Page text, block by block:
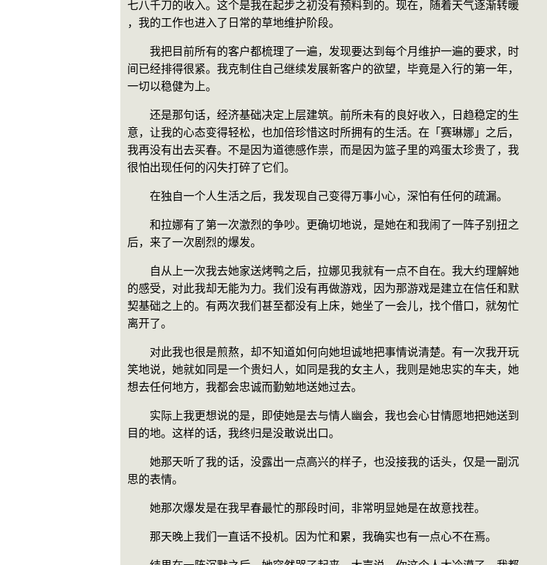
七八千刀的收入。这个是我在起步之初没有预料到的。现在，随着天气逐渐转暖
，我的工作也进入了日常的草地维护阶段。
我把目前所有的客户都梳理了一遍，发现要达到每个月维护一遍的要求，时
间已经排得很紧。我克制住自己继续发展新客户的欲望，毕竟是入行的第一年，
一切以稳健为上。
还是那句话，经济基础决定上层建筑。前所未有的良好收入，日趋稳定的生
意，让我的心态变得轻松，也加倍珍惜这时所拥有的生活。在「赛琳娜」之后，
我再没有出去买春。不是因为道德感作祟，而是因为篮子里的鸡蛋太珍贵了，我
很怕出现任何的闪失打碎了它们。
在独自一个人生活之后，我发现自己变得万事小心，深怕有任何的疏漏。
和拉娜有了第一次激烈的争吵。更确切地说，是她在和我闹了一阵子别扭之
后，来了一次剧烈的爆发。
自从上一次我去她家送烤鸭之后，拉娜见我就有一点不自在。我大约理解她
的感受，对此我却无能为力。我们没有再做游戏，因为那游戏是建立在信任和默
契基础之上的。有两次我们甚至都没有上床，她坐了一会儿，找个借口，就匆忙
离开了。
对此我也很是煎熬，却不知道如何向她坦诚地把事情说清楚。有一次我开玩
笑地说，她就如同是一个贵妇人，如同是我的女主人，我则是她忠实的车夫，她
想去任何地方，我都会忠诚而勤勉地送她过去。
实际上我更想说的是，即使她是去与情人幽会，我也会心甘情愿地把她送到
目的地。这样的话，我终归是没敢说出口。
她那天听了我的话，没露出一点高兴的样子，也没接我的话头，仅是一副沉
思的表情。
她那次爆发是在我早春最忙的那段时间，非常明显她是在故意找茬。
那天晚上我们一直话不投机。因为忙和累，我确实也有一点心不在焉。